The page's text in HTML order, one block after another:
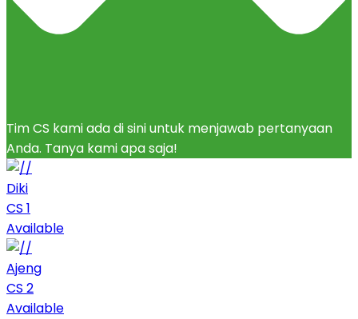
Tim CS kami ada di sini untuk menjawab pertanyaan
Anda. Tanya kami apa saja!
Diki
CS 1
Available
Ajeng
CS 2
Available